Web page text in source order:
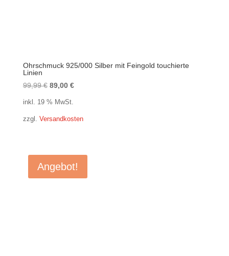
Ohrschmuck 925/000 Silber mit Feingold touchierte
Linien
99,99€ Ursprünglicher
99,99 €
89,00 €Aktueller
89,00 €.
inkl. 19 % MwSt.
zzgl. Versandkosten
Angebot!